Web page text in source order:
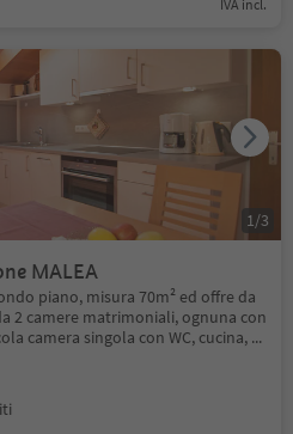
IVA incl.
MALEA
piano, misura 70m² ed offre da
2 camere matrimoniali, ognuna con
camera singola con WC, cucina, ...
1 /3